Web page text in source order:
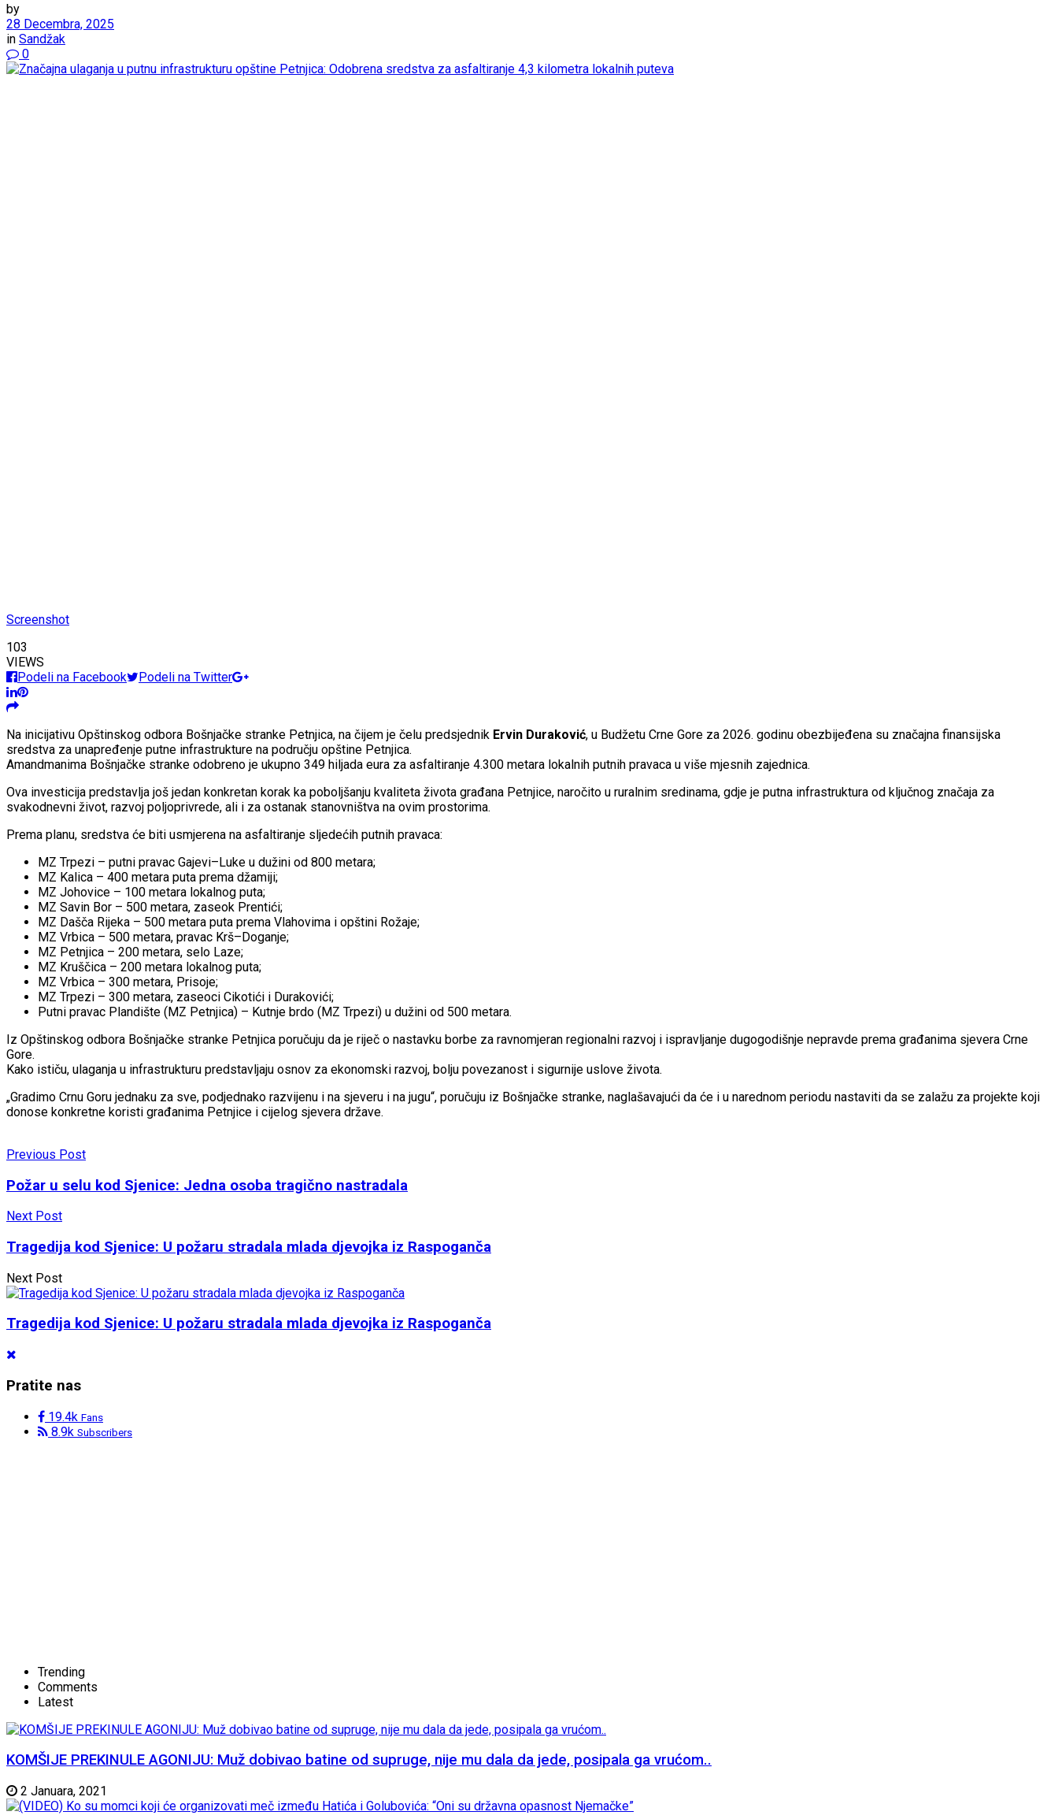
by
28 Decembra, 2025
in Sandžak
0
Screenshot
103
VIEWS
Podeli na Facebook
Podeli na Twitter
Na inicijativu Opštinskog odbora Bošnjačke stranke Petnjica, na čijem je čelu predsjednik Ervin Duraković, u Budžetu Crne Gore za 2026. godinu obezbijeđena su značajna finansijska
sredstva za unapređenje putne infrastrukture na području opštine Petnjica.
Amandmanima Bošnjačke stranke odobreno je ukupno 349 hiljada eura za asfaltiranje 4.300 metara lokalnih putnih pravaca u više mjesnih zajednica.
Ova investicija predstavlja još jedan konkretan korak ka poboljšanju kvaliteta života građana Petnjice, naročito u ruralnim sredinama, gdje je putna infrastruktura od ključnog značaja za
svakodnevni život, razvoj poljoprivrede, ali i za ostanak stanovništva na ovim prostorima.
Prema planu, sredstva će biti usmjerena na asfaltiranje sljedećih putnih pravaca:
MZ Trpezi – putni pravac Gajevi–Luke u dužini od 800 metara;
MZ Kalica – 400 metara puta prema džamiji;
MZ Johovice – 100 metara lokalnog puta;
MZ Savin Bor – 500 metara, zaseok Prentići;
MZ Dašča Rijeka – 500 metara puta prema Vlahovima i opštini Rožaje;
MZ Vrbica – 500 metara, pravac Krš–Doganje;
MZ Petnjica – 200 metara, selo Laze;
MZ Kruščica – 200 metara lokalnog puta;
MZ Vrbica – 300 metara, Prisoje;
MZ Trpezi – 300 metara, zaseoci Cikotići i Durakovići;
Putni pravac Plandište (MZ Petnjica) – Kutnje brdo (MZ Trpezi) u dužini od 500 metara.
Iz Opštinskog odbora Bošnjačke stranke Petnjica poručuju da je riječ o nastavku borbe za ravnomjeran regionalni razvoj i ispravljanje dugogodišnje nepravde prema građanima sjevera Crne
Gore.
Kako ističu, ulaganja u infrastrukturu predstavljaju osnov za ekonomski razvoj, bolju povezanost i sigurnije uslove života.
„Gradimo Crnu Goru jednaku za sve, podjednako razvijenu i na sjeveru i na jugu“, poručuju iz Bošnjačke stranke, naglašavajući da će i u narednom periodu nastaviti da se zalažu za projekte koji
donose konkretne koristi građanima Petnjice i cijelog sjevera države.
Previous Post
Požar u selu kod Sjenice: Jedna osoba tragično nastradala
Next Post
Tragedija kod Sjenice: U požaru stradala mlada djevojka iz Raspoganča
Next Post
Tragedija kod Sjenice: U požaru stradala mlada djevojka iz Raspoganča
Pratite nas
19.4k Fans
8.9k Subscribers
Trending
Comments
Latest
KOMŠIJE PREKINULE AGONIJU: Muž dobivao batine od supruge, nije mu dala da jede, posipala ga vrućom..
2 Januara, 2021